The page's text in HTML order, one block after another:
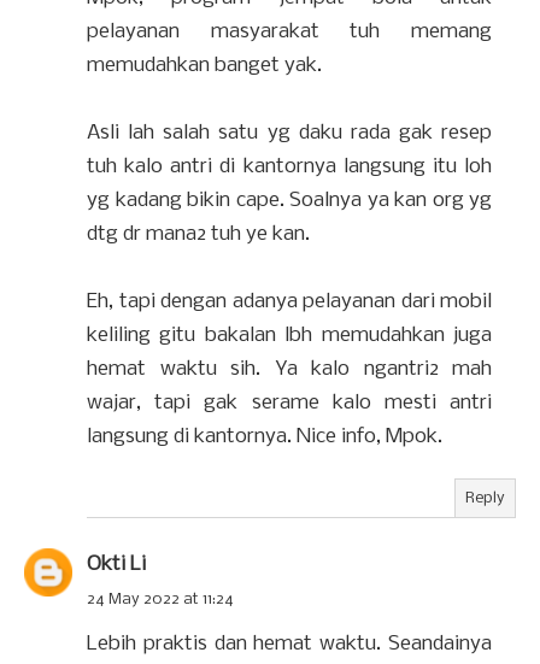
pelayanan masyarakat tuh memang
memudahkan banget yak.
Asli lah salah satu yg daku rada gak resep
tuh kalo antri di kantornya langsung itu loh
yg kadang bikin cape. Soalnya ya kan org yg
dtg dr mana2 tuh ye kan.
Eh, tapi dengan adanya pelayanan dari mobil
keliling gitu bakalan lbh memudahkan juga
hemat waktu sih. Ya kalo ngantri2 mah
wajar, tapi gak serame kalo mesti antri
langsung di kantornya. Nice info, Mpok.
Reply
Okti Li
24 May 2022 at 11:24
Lebih praktis dan hemat waktu. Seandainya